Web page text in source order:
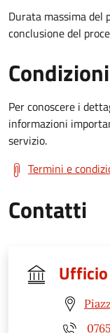
Durata massima del
conclusione del
Per conoscere i
informazioni
servizio.
Termini e
Contatti